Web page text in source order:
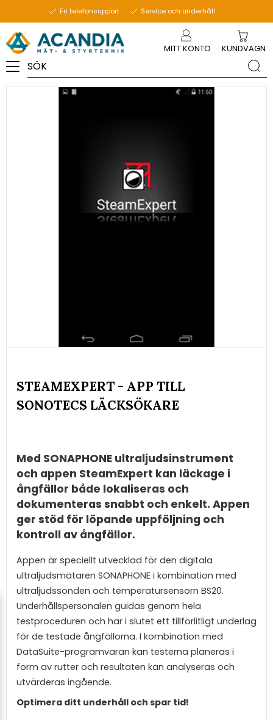
Fri telefonsupport Service och underhåll
MITT KONTO KUNDVAGN
STEAMEXPERT - APP TILL
SONOTECS LÄCKSÖKARE
Med SONAPHONE ultraljudsinstrument
och appen SteamExpert kan läckage i
ångfällor både lokaliseras och
dokumenteras snabbt och enkelt. Appen
ger stöd för löpande uppföljning och
kontroll av ångfällor.
Appen är speciellt utvecklad för den digitala
ultraljudsmätaren SONAPHONE i kombination med
ultraljudssonden och temperatursensorn BS20.
Underhållspersonalen guidas genom hela
testproceduren och har i slutet ett tillförlitligt underlag
för de testade ångfällorna. I kombination med
DataSuite-programvaran kan testerna planeras i
form av rutter och resultaten kan analyseras och
utvärderas ingående.
Optimera ditt underhåll och spar tid!